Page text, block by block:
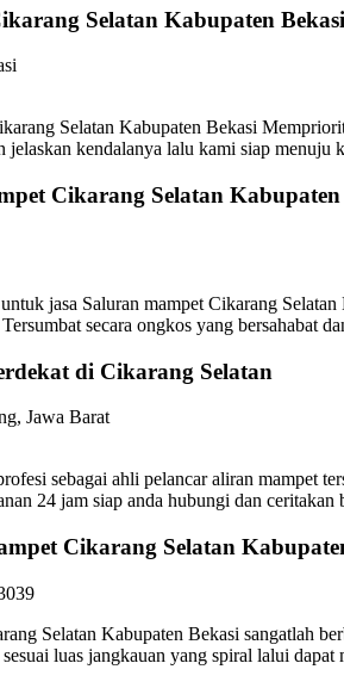
Selatan Kabupaten Bekasi
Selatan Kabupaten Bekasi
jelaskan kendalanya lalu kami siap
Cikarang Selatan Kabupaten
jasa Saluran mampet Cikarang
secara ongkos yang bersahabat
di Cikarang Selatan
Jawa Barat
sebagai ahli pelancar aliran mampet
24 jam siap anda hubungi dan
Cikarang Selatan
Selatan Kabupaten Bekasi sangatlah
luas jangkauan yang spiral lalui